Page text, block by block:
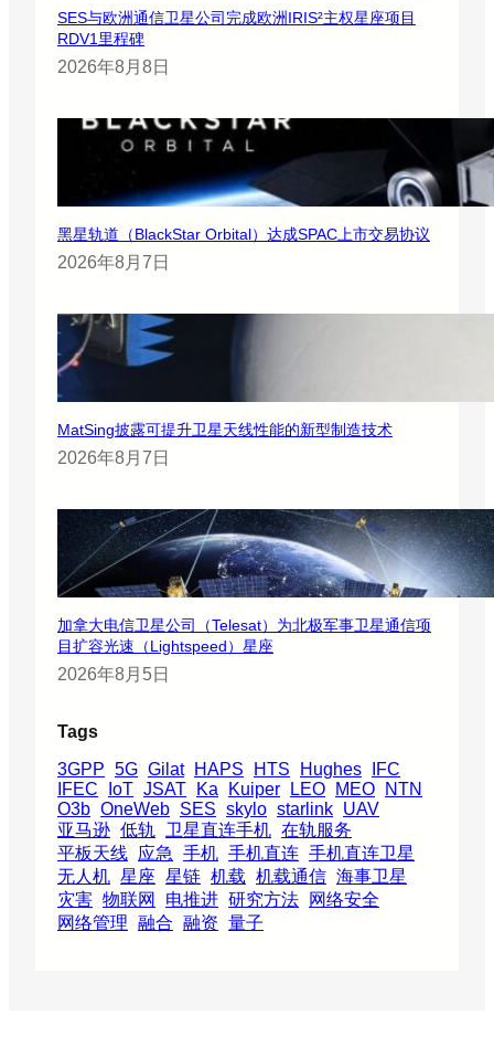
SES与欧洲通信卫星公司完成欧洲IRIS²主权星座项目
RDV1里程碑
2026年8月8日
黑星轨道（BlackStar Orbital）达成SPAC上市交易协议
2026年8月7日
MatSing披露可提升卫星天线性能的新型制造技术
2026年8月7日
加拿大电信卫星公司（Telesat）为北极军事卫星通信项
目扩容光速（Lightspeed）星座
2026年8月5日
Tags
3GPP 5G Gilat HAPS HTS Hughes
IFC
IFEC
IoT JSAT Ka Kuiper LEO MEO
NTN
O3b OneWeb SES skylo starlink UAV
亚马逊 低轨 卫星直连手机 在轨服务
平板天线 应急 手机 手机直连 手机直连卫星
无人机 星座 星链 机载 机载通信 海事卫星
灾害 物联网 电推进 研究方法
网络安全
网络管理 融合 融资 量子